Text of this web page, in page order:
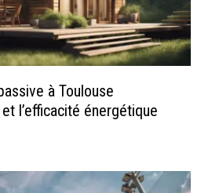
à Toulouse
l’efficacité énergétique